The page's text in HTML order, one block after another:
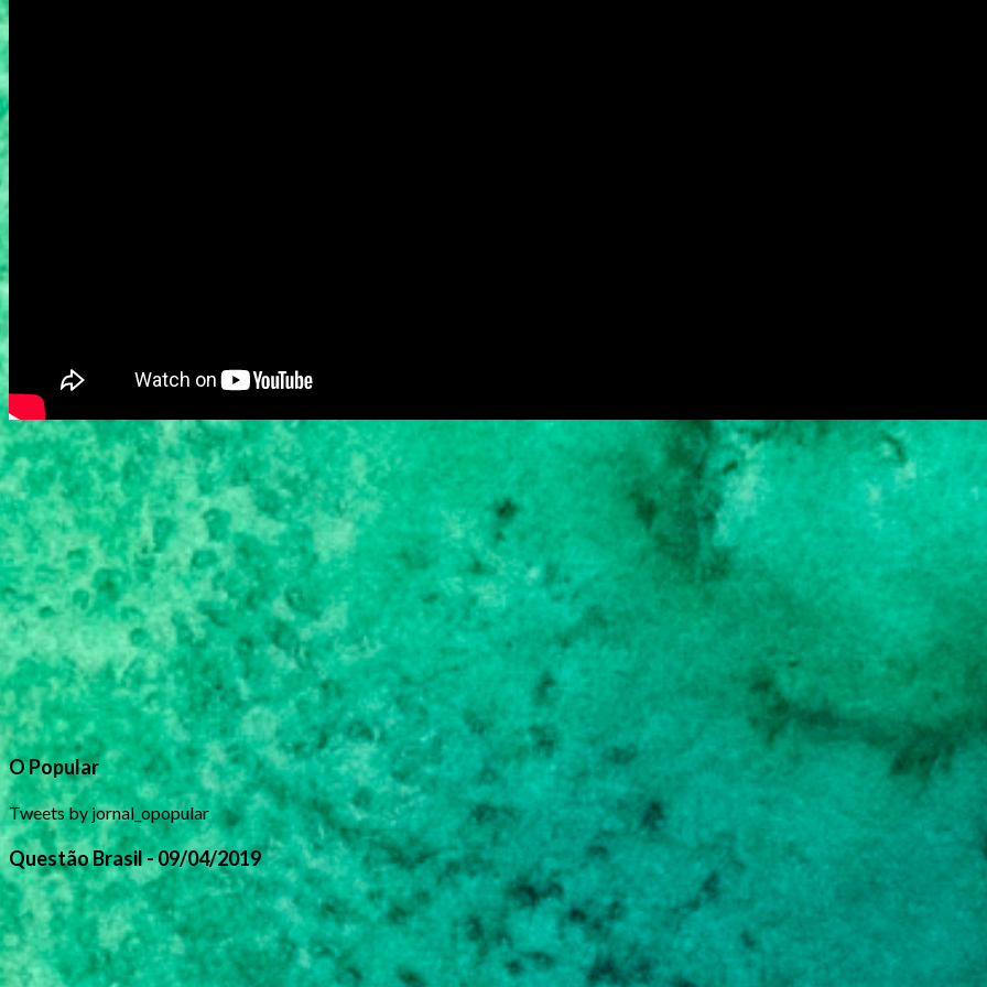
O Popular
Tweets by jornal_opopular
Questão Brasil - 09/04/2019